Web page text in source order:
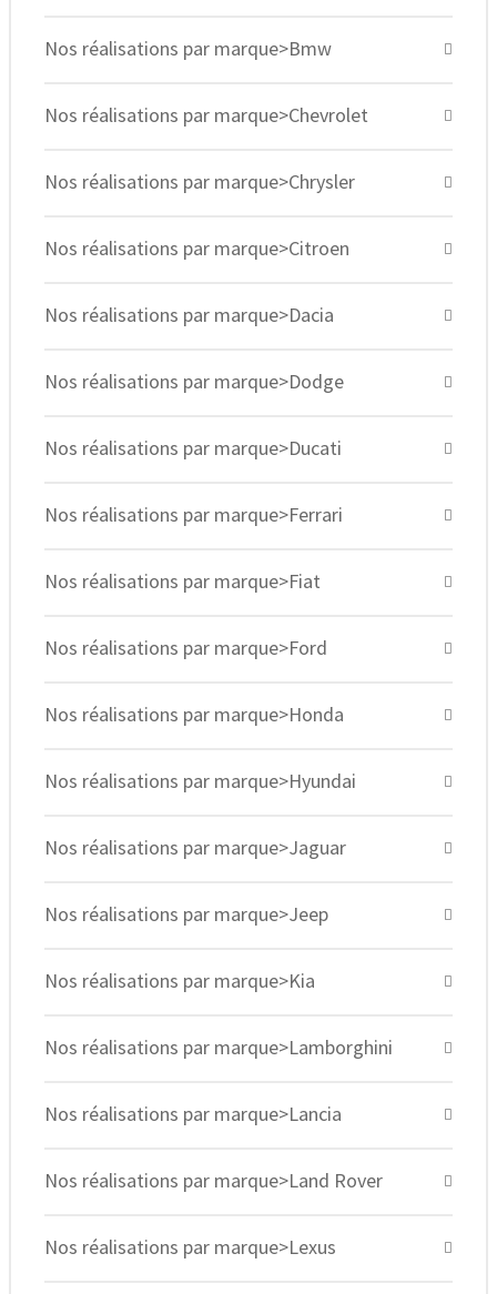
Nos réalisations par marque>Bmw
Nos réalisations par marque>Chevrolet
Nos réalisations par marque>Chrysler
Nos réalisations par marque>Citroen
Nos réalisations par marque>Dacia
Nos réalisations par marque>Dodge
Nos réalisations par marque>Ducati
Nos réalisations par marque>Ferrari
Nos réalisations par marque>Fiat
Nos réalisations par marque>Ford
Nos réalisations par marque>Honda
Nos réalisations par marque>Hyundai
Nos réalisations par marque>Jaguar
Nos réalisations par marque>Jeep
Nos réalisations par marque>Kia
Nos réalisations par marque>Lamborghini
Nos réalisations par marque>Lancia
Nos réalisations par marque>Land Rover
Nos réalisations par marque>Lexus